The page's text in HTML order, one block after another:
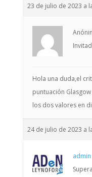
23 de julio de 2023 a
Hola una duda,el
puntuación Glasgow
los dos valores en
24 de julio de 2023 a
admin